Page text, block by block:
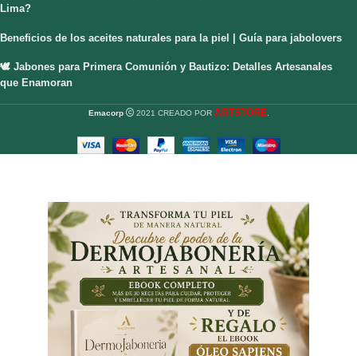
Lima?
Beneficios de los aceites naturales para la piel | Guía para jabolovers
🕊️ Jabones para Primera Comunión y Bautizo: Detalles Artesanales
que Enamoran
Emacorp 2021 CREADO POR ARTSTORE.